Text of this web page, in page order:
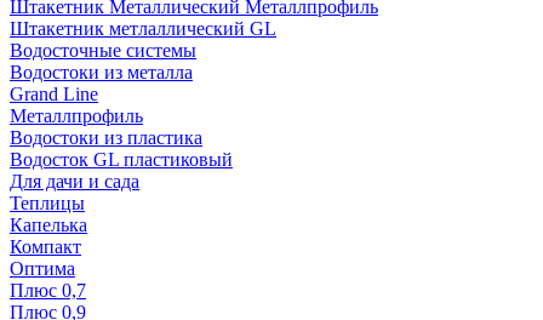
Штакетник Металлический Металлпрофиль
Штакетник метлаллический GL
Водосточные системы
Водостоки из металла
Grand Line
Металлпрофиль
Водостоки из пластика
Водосток GL пластиковый
Для дачи и сада
Теплицы
Капелька
Компакт
Оптима
Плюс 0,7
Плюс 0,9